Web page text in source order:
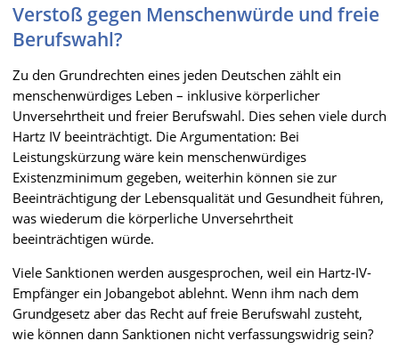
Verstoß gegen Menschenwürde und freie
Berufswahl?
Zu den Grundrechten eines jeden Deutschen zählt ein
menschenwürdiges Leben – inklusive körperlicher
Unversehrtheit und freier Berufswahl. Dies sehen viele durch
Hartz IV beeinträchtigt. Die Argumentation: Bei
Leistungskürzung wäre kein menschenwürdiges
Existenzminimum gegeben, weiterhin können sie zur
Beeinträchtigung der Lebensqualität und Gesundheit führen,
was wiederum die körperliche Unversehrtheit
beeinträchtigen würde.
Viele Sanktionen werden ausgesprochen, weil ein Hartz-IV-
Empfänger ein Jobangebot ablehnt. Wenn ihm nach dem
Grundgesetz aber das Recht auf freie Berufswahl zusteht,
wie können dann Sanktionen nicht verfassungswidrig sein?